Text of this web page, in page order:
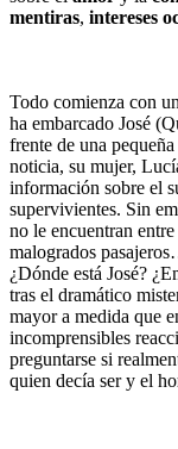
mentiras, intereses
Todo comienza con
ha embarcado José
frente de una
noticia, su mujer,
información sobre el
supervivientes. Sin
no le encuentran
malogrados
¿Dónde está José?
tras el dramático
mayor a medida que
incomprensibles
preguntarse si
quien decía ser y el